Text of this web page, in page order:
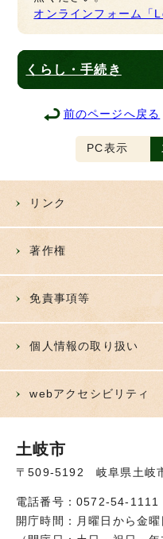
オンラインフォーム「
くらし・手続き
前のページへ戻る
PC表示
リンク
著作権
免責事項等
個人情報の取り扱い
webアクセシビリティ
土岐市
〒509-5192 岐阜県土岐
電話番号：0572-54-1111
開庁時間：月曜日から金